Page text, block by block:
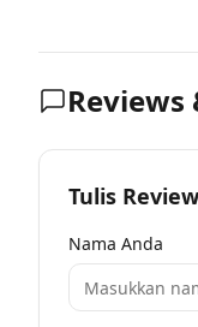
Reviews
Tulis
Nama Anda